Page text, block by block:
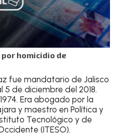
homicidio de
fue mandatario de Jalisco
5 de diciembre del 2018.
Era abogado por la
y maestro en Política y
Tecnológico y de
(ITESO).